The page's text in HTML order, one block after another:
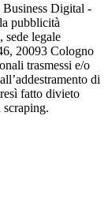
Digital -
pubblicità
legale
20093 Cologno
trasmessi e/o
di
fatto divieto
scraping.